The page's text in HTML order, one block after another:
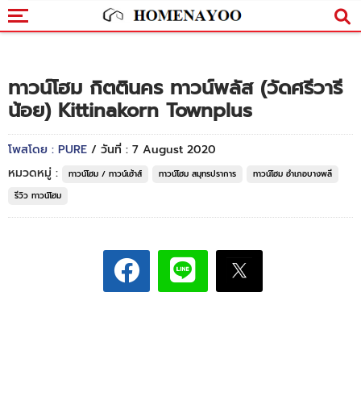
ทาวน์โฮม กิตตินคร ทาวน์พลัส (วัดศรีวารี
น้อย) Kittinakorn Townplus
โพสโดย : PURE / วันที่ : 7 August 2020
หมวดหมู่ :
ทาวน์โฮม / ทาวน์เฮ้าส์ ทาวน์โฮม สมุทรปราการ
ทาวน์โฮม อำเภอบางพลี
รีวิว ทาวน์โฮม